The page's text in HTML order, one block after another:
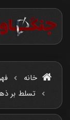
خانه
تسلط بر